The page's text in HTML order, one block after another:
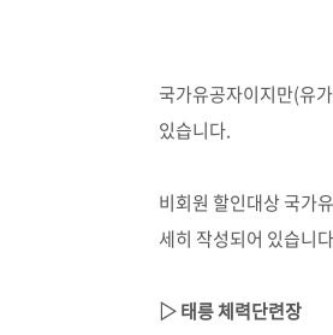
국가유공자이지만(유
있습니다.
비회원 할인대상 국가
세히 작성되어 있습니다
▷ 태릉 체력단련장